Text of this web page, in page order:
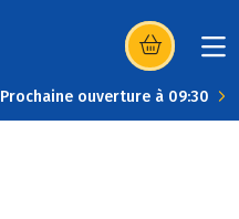
(s’ouvre dans
Prochaine ouverture à 09:30